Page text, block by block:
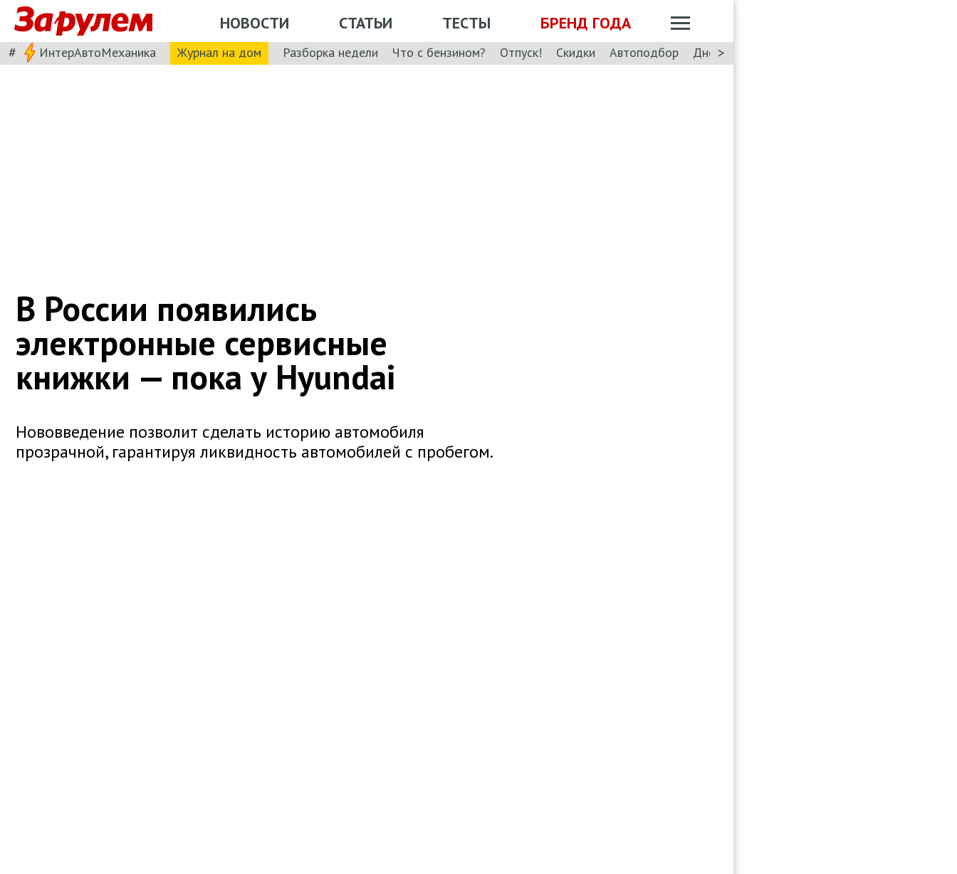
НОВОСТИ СТАТЬИ ТЕСТЫ БРЕНД ГОДА
# ИнтерАвтоМеханика Журнал на дом Разборка недели Что с бензином? Отпуск! Скидки Автоподбор Дневник: Лада Искра
>
В России появились
электронные сервисные
книжки — пока у Hyundai
Нововведение позволит сделать историю автомобиля
прозрачной, гарантируя ликвидность автомобилей с пробегом.